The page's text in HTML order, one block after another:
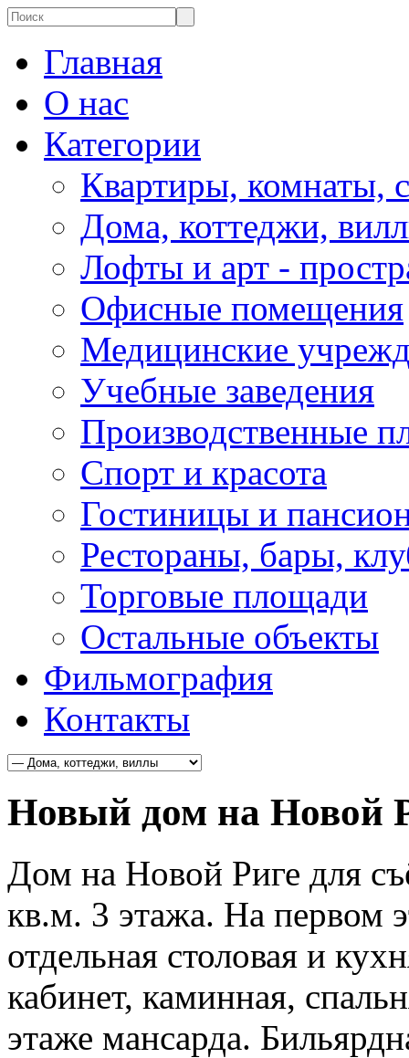
Главная
О нас
Категории
Квартиры, комнаты,
Дома, коттеджи,
Лофты и арт -
Офисные помещения
Медицинские
Учебные заведения
Производственные
Спорт и красота
Гостиницы и
Рестораны, бары,
Торговые площади
Остальные объекты
Фильмография
Контакты
Новый дом на Новой
Дом на Новой Риге для
кв.м. 3 этажа. На первом
отдельная столовая и
кабинет, каминная,
этаже мансарда.